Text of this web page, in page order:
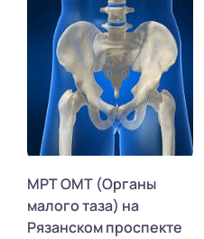
МРТ ОМТ (Органы
малого таза) на
Рязанском проспекте